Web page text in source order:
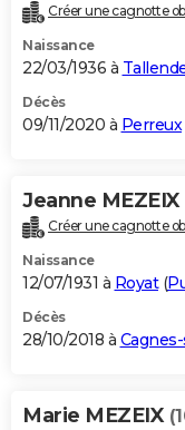
Créer une cagnotte
Naissance
22/03/1936 à
Décès
09/11/2020 à Perreux
Jeanne MEZEIX
Créer une cagnotte
Naissance
12/07/1931 à Royat(
Décès
28/10/2018 à
Marie MEZEIX